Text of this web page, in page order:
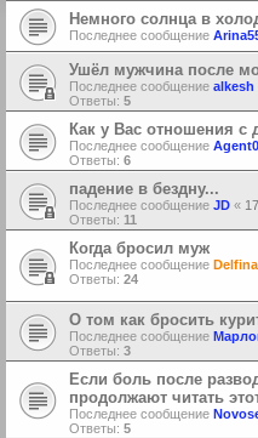
Немного солнца в
Последнее сообщение
Ушёл мужчина после
Последнее сообщение alkesh
Ответы: 5
Как у Вас отношения с
Последнее сообщение
Ответы: 6
падение в бездну...
Последнее сообщение JD «
Ответы: 11
Когда бросил муж
Последнее сообщение Delfina
Ответы: 24
О том как бросить
Последнее сообщение
Ответы: 3
Если боль после
продолжают читать
Последнее сообщение
Ответы: 5